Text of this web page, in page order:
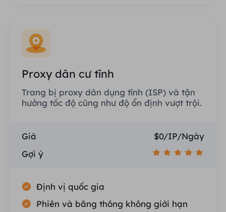
Proxy dân cư tĩnh
Trang bị proxy dân dụng tĩnh (ISP) và tận
hưởng tốc độ cũng như độ ổn định vượt trội.
Giá
$0/IP/Ngày
Gợi ý
Định vị quốc gia
Phiên và băng thông không giới hạn